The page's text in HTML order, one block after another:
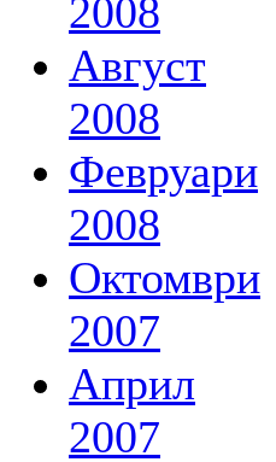
2008
Август
2008
Февруари
2008
Октомври
2007
Април
2007